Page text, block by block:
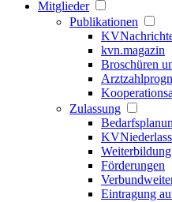
Mitglieder
Publikationen
kvn.magazin
Broschüren
Zulassung
Weiterbildung
Förderungen
Eintragung